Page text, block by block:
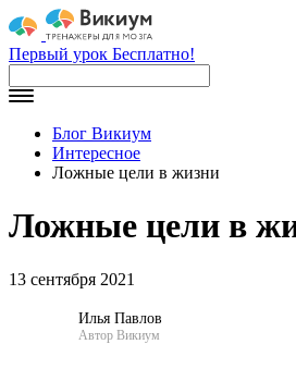
Первый урок Бесплатно!
Блог Викиум
Интересное
Ложные цели в жизни
Ложные цели в
13 сентября 2021
Илья Павлов
Автор Викиум